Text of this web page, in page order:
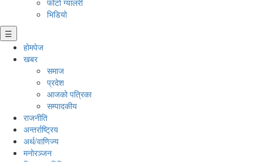
फोटो ग्यालरी
भिडियो
☰
होमपेज
खबर
समाज
प्रदेश
आजको पत्रिका
सम्पादकीय
राजनीति
अन्तर्राष्ट्रिय
अर्थ/वाणिज्य
मनाेरञ्जन